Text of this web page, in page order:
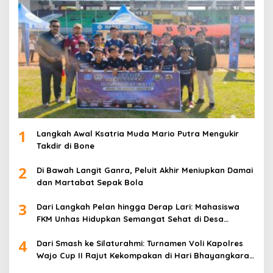
1
Langkah Awal Ksatria Muda Mario Putra Mengukir
Takdir di Bone
2
Di Bawah Langit Ganra, Peluit Akhir Meniupkan Damai
dan Martabat Sepak Bola
3
Dari Langkah Pelan hingga Derap Lari: Mahasiswa
FKM Unhas Hidupkan Semangat Sehat di Desa
4
Dari Smash ke Silaturahmi: Turnamen Voli Kapolres
Wajo Cup II Rajut Kekompakan di Hari Bhayangkara